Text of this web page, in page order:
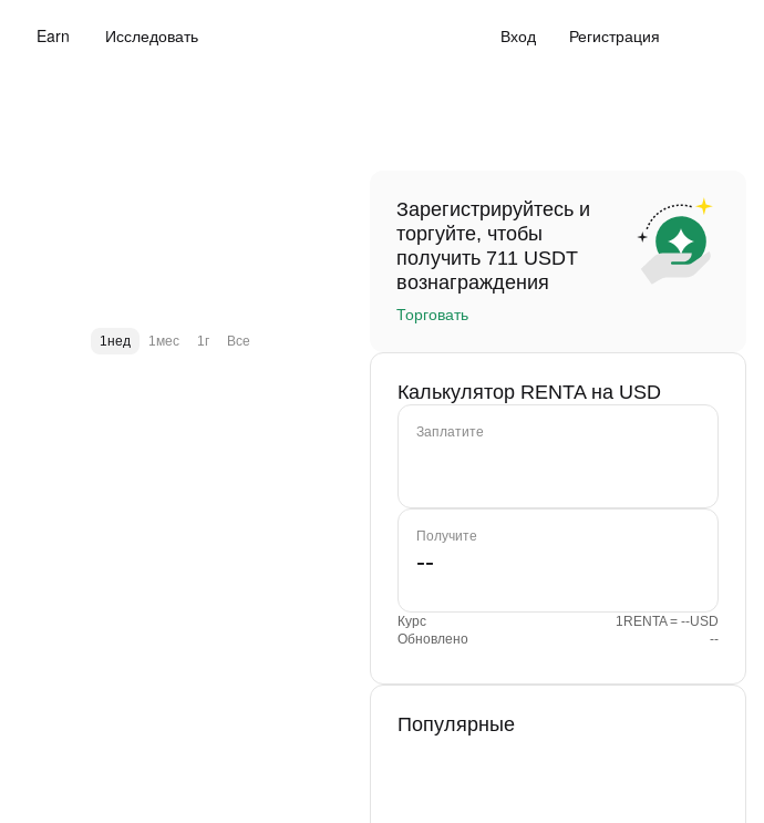
Earn Исследовать Вход Регистрация
1нед 1мес 1г Все
Зарегистрируйтесь и
торгуйте, чтобы
получить 711 USDT
вознаграждения
Торговать
Калькулятор RENTA на USD
Заплатите
Получите
Курс
1RENTA = --USD
Обновлено
--
Популярные